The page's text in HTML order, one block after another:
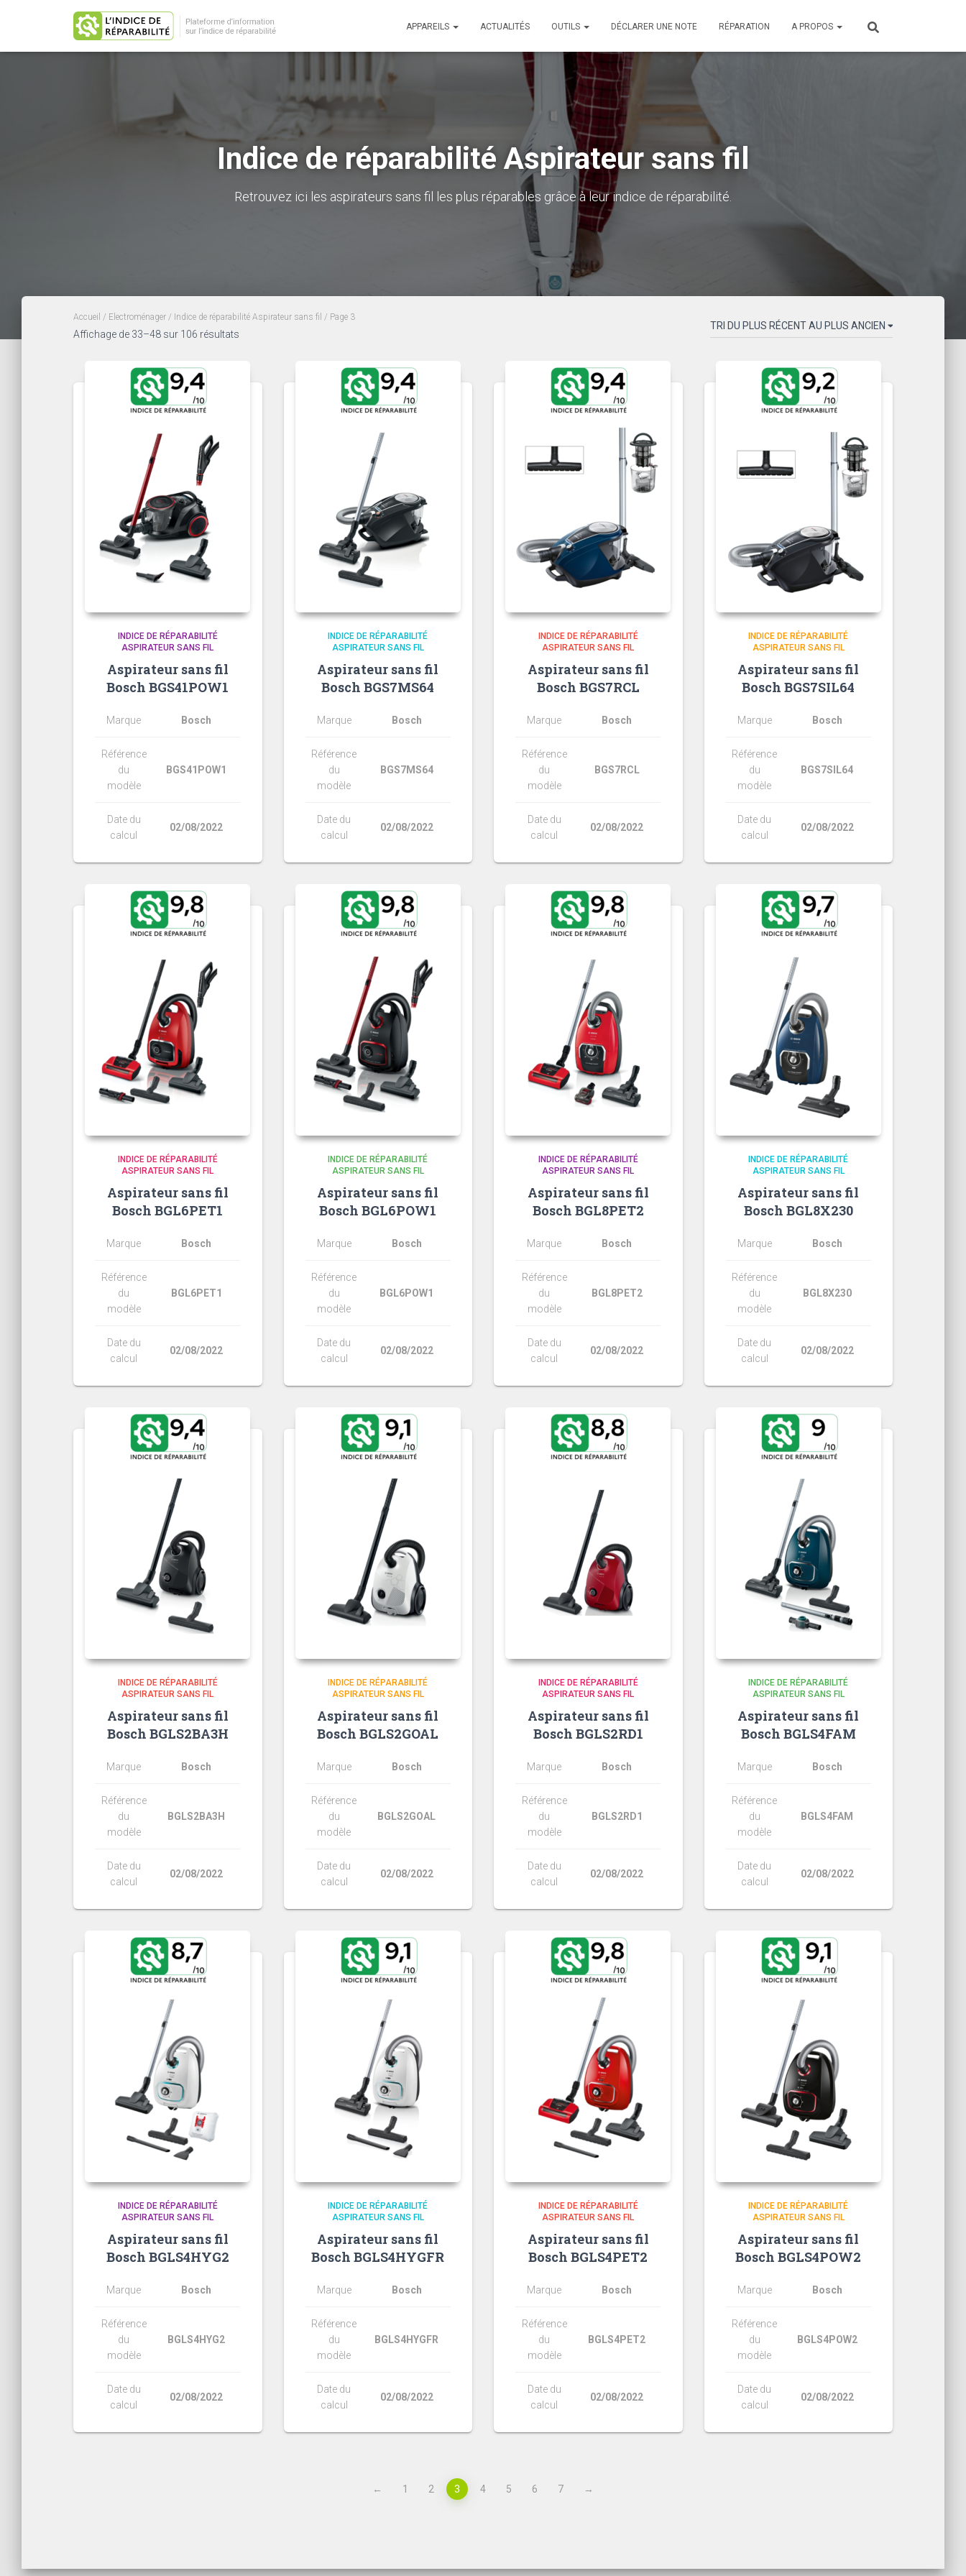
APPAREILS ACTUALITÉS OUTILS DÉCLARER UNE NOTE RÉPARATION A PROPOS
Indice de réparabilité Aspirateur sans fil
Retrouvez ici les aspirateurs sans fil les plus réparables grâce à leur indice de réparabilité.
Accueil / Electroménager / Indice de réparabilité Aspirateur sans fil / Page 3
Affichage de 33–48 sur 106 résultats
INDICE DE RÉPARABILITÉ
ASPIRATEUR SANS FIL
Aspirateur sans fil
Bosch BGS41POW1
Marque Bosch
Référence
du
modèle
BGS41POW1
Date du
calcul
02/08/2022
INDICE DE RÉPARABILITÉ
ASPIRATEUR SANS FIL
Aspirateur sans fil
Bosch BGS7MS64
Marque Bosch
Référence
du
modèle
BGS7MS64
Date du
calcul
02/08/2022
INDICE DE RÉPARABILITÉ
ASPIRATEUR SANS FIL
Aspirateur sans fil
Bosch BGS7RCL
Marque Bosch
Référence
du
modèle
BGS7RCL
Date du
calcul
02/08/2022
INDICE DE RÉPARABILITÉ
ASPIRATEUR SANS FIL
Aspirateur sans fil
Bosch BGS7SIL64
Marque Bosch
Référence
du
modèle
BGS7SIL64
Date du
calcul
02/08/2022
INDICE DE RÉPARABILITÉ
ASPIRATEUR SANS FIL
Aspirateur sans fil
Bosch BGL6PET1
Marque Bosch
Référence
du
modèle
BGL6PET1
Date du
calcul
02/08/2022
INDICE DE RÉPARABILITÉ
ASPIRATEUR SANS FIL
Aspirateur sans fil
Bosch BGL6POW1
Marque Bosch
Référence
du
modèle
BGL6POW1
Date du
calcul
02/08/2022
INDICE DE RÉPARABILITÉ
ASPIRATEUR SANS FIL
Aspirateur sans fil
Bosch BGL8PET2
Marque Bosch
Référence
du
modèle
BGL8PET2
Date du
calcul
02/08/2022
INDICE DE RÉPARABILITÉ
ASPIRATEUR SANS FIL
Aspirateur sans fil
Bosch BGL8X230
Marque Bosch
Référence
du
modèle
BGL8X230
Date du
calcul
02/08/2022
INDICE DE RÉPARABILITÉ
ASPIRATEUR SANS FIL
Aspirateur sans fil
Bosch BGLS2BA3H
Marque Bosch
Référence
du
modèle
BGLS2BA3H
Date du
calcul
02/08/2022
INDICE DE RÉPARABILITÉ
ASPIRATEUR SANS FIL
Aspirateur sans fil
Bosch BGLS2GOAL
Marque Bosch
Référence
du
modèle
BGLS2GOAL
Date du
calcul
02/08/2022
INDICE DE RÉPARABILITÉ
ASPIRATEUR SANS FIL
Aspirateur sans fil
Bosch BGLS2RD1
Marque Bosch
Référence
du
modèle
BGLS2RD1
Date du
calcul
02/08/2022
INDICE DE RÉPARABILITÉ
ASPIRATEUR SANS FIL
Aspirateur sans fil
Bosch BGLS4FAM
Marque Bosch
Référence
du
modèle
BGLS4FAM
Date du
calcul
02/08/2022
INDICE DE RÉPARABILITÉ
ASPIRATEUR SANS FIL
Aspirateur sans fil
Bosch BGLS4HYG2
Marque Bosch
Référence
du
modèle
BGLS4HYG2
Date du
calcul
02/08/2022
INDICE DE RÉPARABILITÉ
ASPIRATEUR SANS FIL
Aspirateur sans fil
Bosch BGLS4HYGFR
Marque Bosch
Référence
du
modèle
BGLS4HYGFR
Date du
calcul
02/08/2022
INDICE DE RÉPARABILITÉ
ASPIRATEUR SANS FIL
Aspirateur sans fil
Bosch BGLS4PET2
Marque Bosch
Référence
du
modèle
BGLS4PET2
Date du
calcul
02/08/2022
INDICE DE RÉPARABILITÉ
ASPIRATEUR SANS FIL
Aspirateur sans fil
Bosch BGLS4POW2
Marque Bosch
Référence
du
modèle
BGLS4POW2
Date du
calcul
02/08/2022
← 1 2 3 4 5 6 7 →